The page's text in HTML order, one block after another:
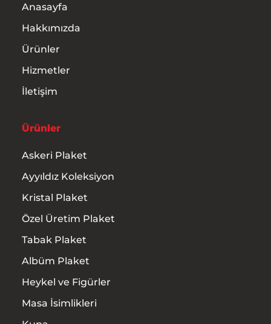
Anasayfa
Hakkımızda
Ürünler
Hizmetler
İletişim
Ürünler
Askeri Plaket
Ayyıldız Koleksiyon
Kristal Plaket
Özel Üretim Plaket
Tabak Plaket
Albüm Plaket
Heykel ve Figürler
Masa İsimlikleri